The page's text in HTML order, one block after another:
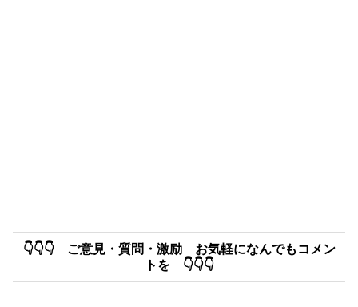
👇👇👇 ご意見・質問・激励 お気軽になんでもコメン
トを 👇👇👇